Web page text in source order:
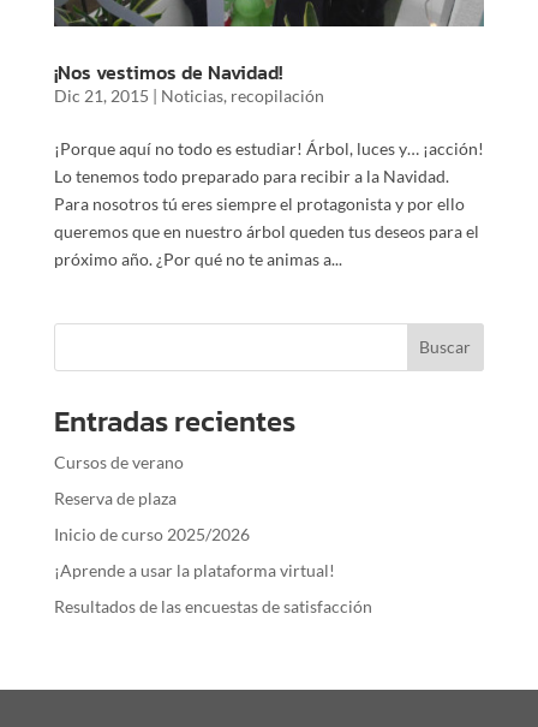
¡Nos vestimos de Navidad!
Dic 21, 2015 | Noticias, recopilación
¡Porque aquí no todo es estudiar! Árbol, luces y… ¡acción!
Lo tenemos todo preparado para recibir a la Navidad.
Para nosotros tú eres siempre el protagonista y por ello
queremos que en nuestro árbol queden tus deseos para el
próximo año. ¿Por qué no te animas a...
Entradas recientes
Cursos de verano
Reserva de plaza
Inicio de curso 2025/2026
¡Aprende a usar la plataforma virtual!
Resultados de las encuestas de satisfacción